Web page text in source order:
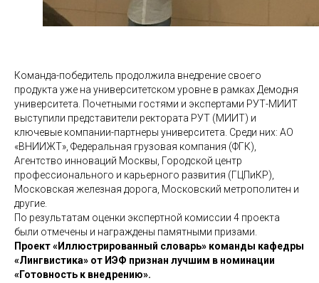
Команда-победитель продолжила внедрение своего
продукта уже на университетском уровне в рамках Демодня
университета. Почетными гостями и экспертами РУТ-МИИТ
выступили представители ректората РУТ (МИИТ) и
ключевые компании-партнеры университета. Среди них: АО
«ВНИИЖТ», Федеральная грузовая компания (ФГК),
Агентство инноваций Москвы, Городской центр
профессионального и карьерного развития (ГЦПиКР),
Московская железная дорога, Московский метрополитен и
другие.
По результатам оценки экспертной комиссии 4 проекта
были отмечены и награждены памятными призами.
Проект «Иллюстрированный словарь» команды кафедры
«Лингвистика» от ИЭФ признан лучшим в номинации
«Готовность к внедрению».